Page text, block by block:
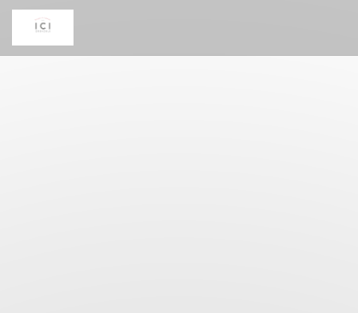
Personalización de sus opciones de cookies